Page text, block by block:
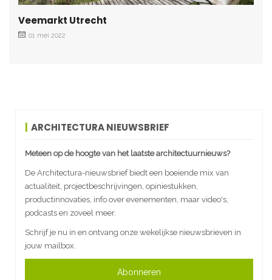
Veemarkt Utrecht
01 mei 2022
ARCHITECTURA NIEUWSBRIEF
Meteen op de hoogte van het laatste architectuurnieuws?
De Architectura-nieuwsbrief biedt een boeiende mix van
actualiteit, projectbeschrijvingen, opiniestukken,
productinnovaties, info over evenementen, maar video's,
podcasts en zoveel meer.
Schrijf je nu in en ontvang onze wekelijkse nieuwsbrieven in
jouw mailbox.
Abonneren